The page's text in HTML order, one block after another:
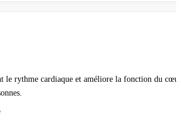
le rythme cardiaque et améliore la fonction du cœur